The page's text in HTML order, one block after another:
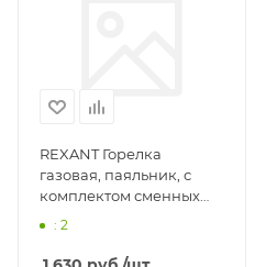
REXANT Горелка
газовая, паяльник, с
комплектом сменных
насадок, 3 предмета
: 2